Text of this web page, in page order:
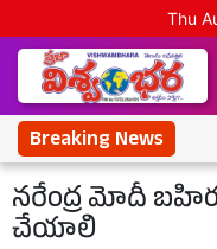
Thu
Breaking News
నరేంద్ర మోదీ
చేయాలి